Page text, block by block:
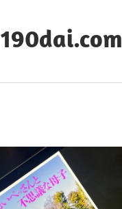
190dai.com